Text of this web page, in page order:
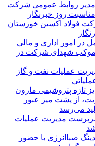
مدیر روابط عمومی شرکت
روز خبرنگار
فولاد اکسین خوزستان
در امور اداری و مالی
موکب شهدای شرکت در
عملیات نفت و گاز
تازه پتروشیمی مارون
از پشت میز عبور
می‌رسد
مدیریت عملیات
صباانرژی با حضور